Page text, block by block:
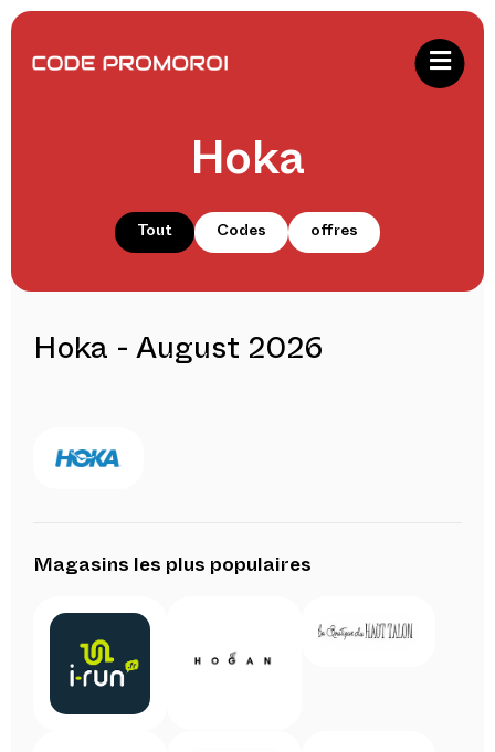
Hoka
Tout Codes offres
Hoka - August 2026
Magasins les plus populaires